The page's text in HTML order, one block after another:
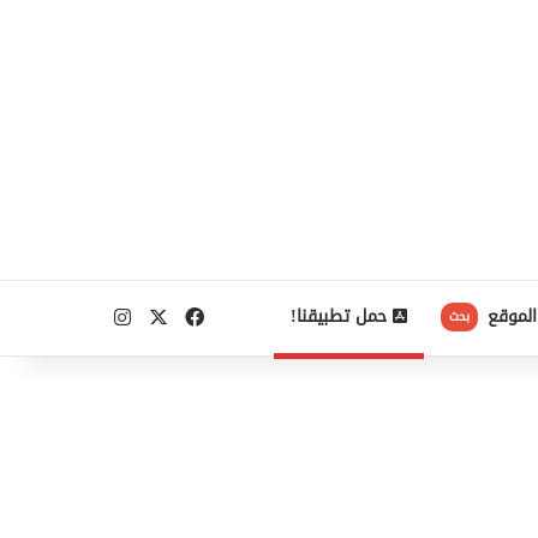
بحث حمل تطبيقنا! فيسبوكانستقرام